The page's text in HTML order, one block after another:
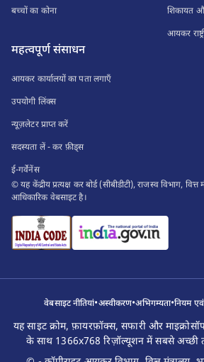
बच्चों का कोना
शिकायत
आयकर
महत्वपूर्ण संसाधन
आयकर कार्यालयों का पता लगाएँ
उपयोगी लिंक्स
न्यूज़लेटर प्राप्त करें
सदस्यता लें - कर फ़ीड्स
ई-गर्वेनेंस
© यह केंद्रीय प्रत्यक्ष कर बोर्ड (सीबीडीटी), राजस्व विभाग,
आधिकारिक वेबसाइट है।
वेबसाइट नीतियां•अस्वीकरण•अभिगम्यता•नियम एवं
यह साइट क्रोम, फ़ायरफ़ॉक्स, सफारी और
के साथ 1366x768 रिज़ॉल्यूशन में सबसे अच्छी